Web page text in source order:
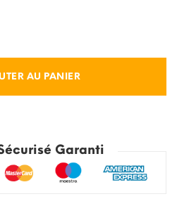
AU PANIER
Garanti